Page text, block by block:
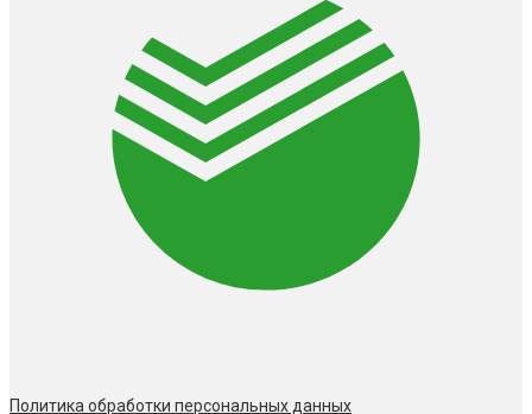
Политика обработки персональных данных